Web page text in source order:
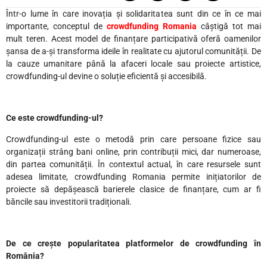
Într-o lume în care inovația și solidaritatea sunt din ce în ce mai
importante, conceptul de crowdfunding Romania câștigă tot mai
mult teren. Acest model de finanțare participativă oferă oamenilor
șansa de a-și transforma ideile în realitate cu ajutorul comunității. De
la cauze umanitare până la afaceri locale sau proiecte artistice,
crowdfunding-ul devine o soluție eficientă și accesibilă.
Ce este crowdfunding-ul?
Crowdfunding-ul este o metodă prin care persoane fizice sau
organizații strâng bani online, prin contribuții mici, dar numeroase,
din partea comunității. În contextul actual, în care resursele sunt
adesea limitate, crowdfunding Romania permite inițiatorilor de
proiecte să depășească barierele clasice de finanțare, cum ar fi
băncile sau investitorii tradiționali.
De ce crește popularitatea platformelor de crowdfunding în
România?